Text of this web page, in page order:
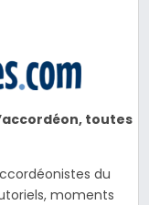
toutes
du
moments